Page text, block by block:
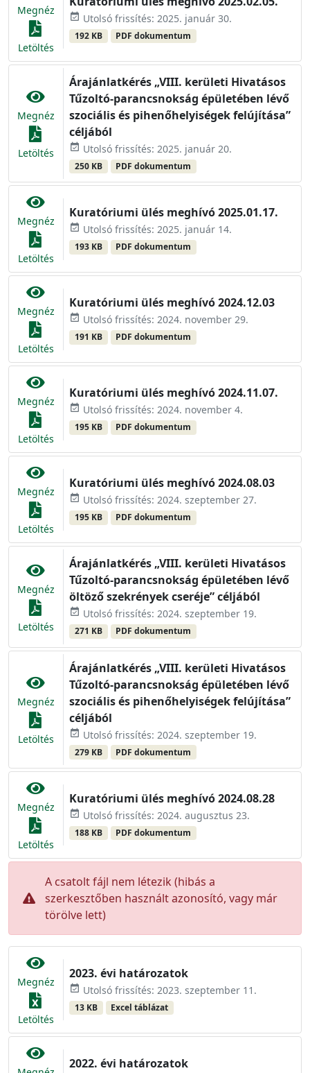
Megnéz
Letöltés
event_available Utolsó frissítés: 2025. január 30.
192 KB PDF dokumentum
Megnéz
Letöltés
Árajánlatkérés „VIII. kerületi Hivatásos
Tűzoltó-parancsnokság épületében lévő
szociális és pihenőhelyiségek felújítása”
céljából
event_available Utolsó frissítés: 2025. január 20.
250 KB PDF dokumentum
Megnéz
Letöltés
Kuratóriumi ülés meghívó 2025.01.17.
event_available Utolsó frissítés: 2025. január 14.
193 KB PDF dokumentum
Megnéz
Letöltés
Kuratóriumi ülés meghívó 2024.12.03
event_available Utolsó frissítés: 2024. november 29.
191 KB PDF dokumentum
Megnéz
Letöltés
Kuratóriumi ülés meghívó 2024.11.07.
event_available Utolsó frissítés: 2024. november 4.
195 KB PDF dokumentum
Megnéz
Letöltés
Kuratóriumi ülés meghívó 2024.08.03
event_available Utolsó frissítés: 2024. szeptember 27.
195 KB PDF dokumentum
Megnéz
Letöltés
Árajánlatkérés „VIII. kerületi Hivatásos
Tűzoltó-parancsnokság épületében lévő
öltöző szekrények cseréje” céljából
event_available Utolsó frissítés: 2024. szeptember 19.
271 KB PDF dokumentum
Megnéz
Letöltés
Árajánlatkérés „VIII. kerületi Hivatásos
Tűzoltó-parancsnokság épületében lévő
szociális és pihenőhelyiségek felújítása”
céljából
event_available Utolsó frissítés: 2024. szeptember 19.
279 KB PDF dokumentum
Megnéz
Letöltés
Kuratóriumi ülés meghívó 2024.08.28
event_available Utolsó frissítés: 2024. augusztus 23.
188 KB PDF dokumentum
A csatolt fájl nem létezik (hibás a
szerkesztőben használt azonosító, vagy már
törölve lett)
Megnéz
Letöltés
2023. évi határozatok
event_available Utolsó frissítés: 2023. szeptember 11.
13 KB Excel táblázat
2022. évi határozatok